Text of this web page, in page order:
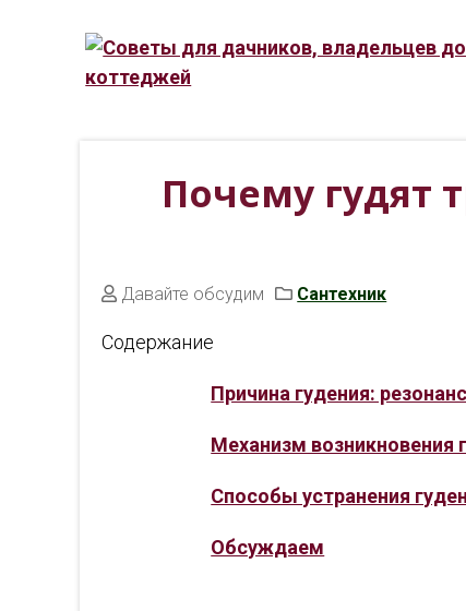
Почему гудят
Давайте обсудим Сантехник
Содержание
Причина гудения:
Механизм возникновения
Способы устранения
Обсуждаем